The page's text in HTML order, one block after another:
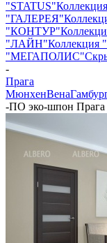
"STATUS"
"ГАЛЕРЕЯ"
"КОНТУР"
"ЛАЙН"
"МЕГАПОЛИС"
-
Прага
МюнхенВена
-ПО эко-шпон Прага